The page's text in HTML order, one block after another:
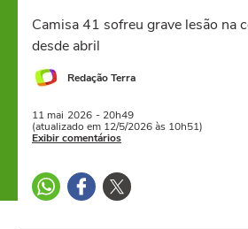
Camisa 41 sofreu grave lesão na
desde abril
Redação Terra
11 mai 2026 - 20h49
(atualizado em 12/5/2026 às 10h51)
Exibir comentários